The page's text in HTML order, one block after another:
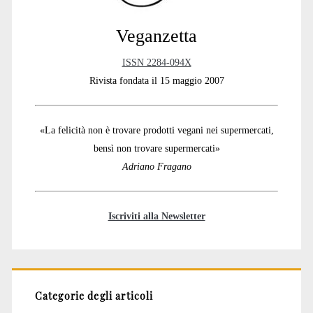
Veganzetta
ISSN 2284-094X
Rivista fondata il 15 maggio 2007
«La felicità non è trovare prodotti vegani nei supermercati,
bensì non trovare supermercati»
Adriano Fragano
Iscriviti alla Newsletter
Categorie degli articoli